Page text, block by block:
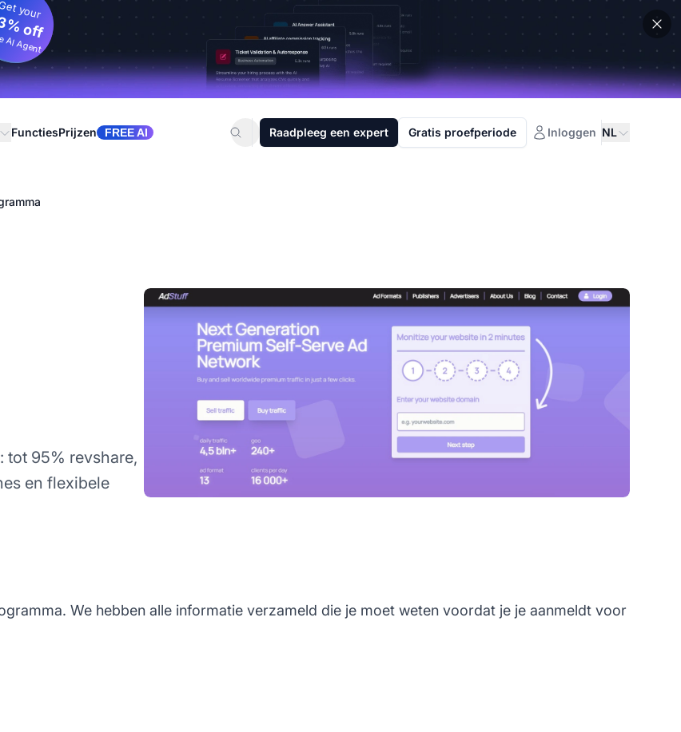
your
off
AI Agent
FunctiesPrijzen FREE AI Raadpleeg een expert Gratis proefperiode Inloggen NL
tot 95% revshare,
en flexibele
We hebben alle informatie verzameld die je moet weten voordat je je aanmeldt voor